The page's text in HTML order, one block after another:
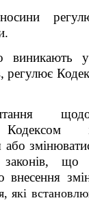
виникають у
регулює
щодо
або
що
внесення
які